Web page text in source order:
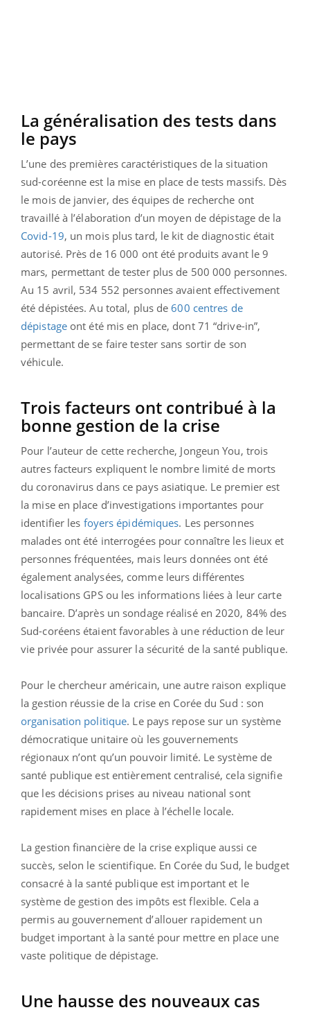
La généralisation des tests dans
le pays
L’une des premières caractéristiques de la situation
sud-coréenne est la mise en place de tests massifs. Dès
le mois de janvier, des équipes de recherche ont
travaillé à l’élaboration d’un moyen de dépistage de la
Covid-19, un mois plus tard, le kit de diagnostic était
autorisé. Près de 16 000 ont été produits avant le 9
mars, permettant de tester plus de 500 000 personnes.
Au 15 avril, 534 552 personnes avaient effectivement
été dépistées. Au total, plus de 600 centres de
dépistageont été mis en place, dont 71 “drive-in”,
permettant de se faire tester sans sortir de son
véhicule.
Trois facteurs ont contribué à la
bonne gestion de la crise
Pour l’auteur de cette recherche, Jongeun You, trois
autres facteurs expliquent le nombre limité de morts
du coronavirus dans ce pays asiatique. Le premier est
la mise en place d’investigations importantes pour
identifier les foyers épidémiques. Les personnes
malades ont été interrogées pour connaître les lieux et
personnes fréquentées, mais leurs données ont été
également analysées, comme leurs différentes
localisations GPS ou les informations liées à leur carte
bancaire. D’après un sondage réalisé en 2020, 84% des
Sud-coréens étaient favorables à une réduction de leur
vie privée pour assurer la sécurité de la santé publique.
Pour le chercheur américain, une autre raison explique
la gestion réussie de la crise en Corée du Sud : son
organisation politique. Le pays repose sur un système
démocratique unitaire où les gouvernements
régionaux n’ont qu’un pouvoir limité. Le système de
santé publique est entièrement centralisé, cela signifie
que les décisions prises au niveau national sont
rapidement mises en place à l’échelle locale.
La gestion financière de la crise explique aussi ce
succès, selon le scientifique. En Corée du Sud, le budget
consacré à la santé publique est important et le
système de gestion des impôts est flexible. Cela a
permis au gouvernement d’allouer rapidement un
budget important à la santé pour mettre en place une
vaste politique de dépistage.
Une hausse des nouveaux cas